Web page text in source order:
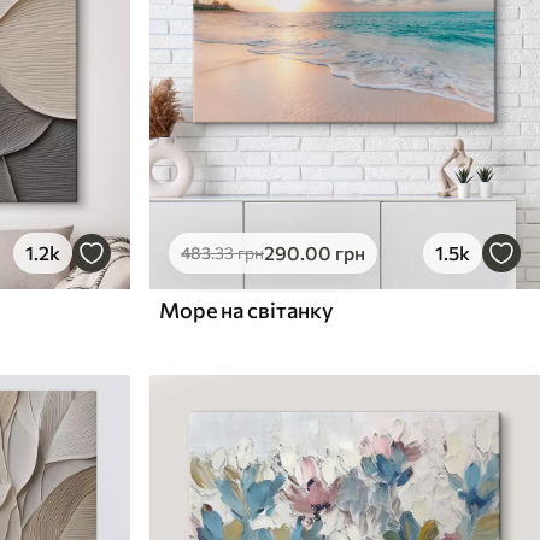
1.2k 483.33грн290.00 грн 1.5k
Море на світанку